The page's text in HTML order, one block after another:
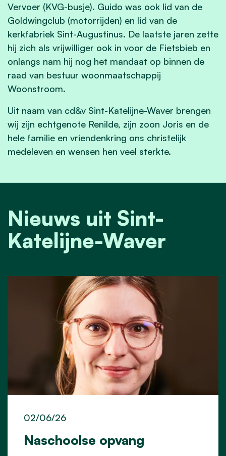
Vervoer (KVG-busje). Guido was ook lid van de
Goldwingclub (motorrijden) en lid van de
kerkfabriek Sint-Augustinus. De laatste jaren zette
hij zich als vrijwilliger ook in voor de Fietsbieb en
onlangs nam hij nog het mandaat op binnen de
raad van bestuur woonmaatschappij
Woonstroom.
Uit naam van cd&v Sint-Katelijne-Waver brengen
wij zijn echtgenote Renilde, zijn zoon Joris en de
hele familie en vriendenkring ons christelijk
medeleven en wensen hen veel sterkte.
Nieuws uit Sint-
Katelijne-Waver
Naschoolse opvang
02/06/26